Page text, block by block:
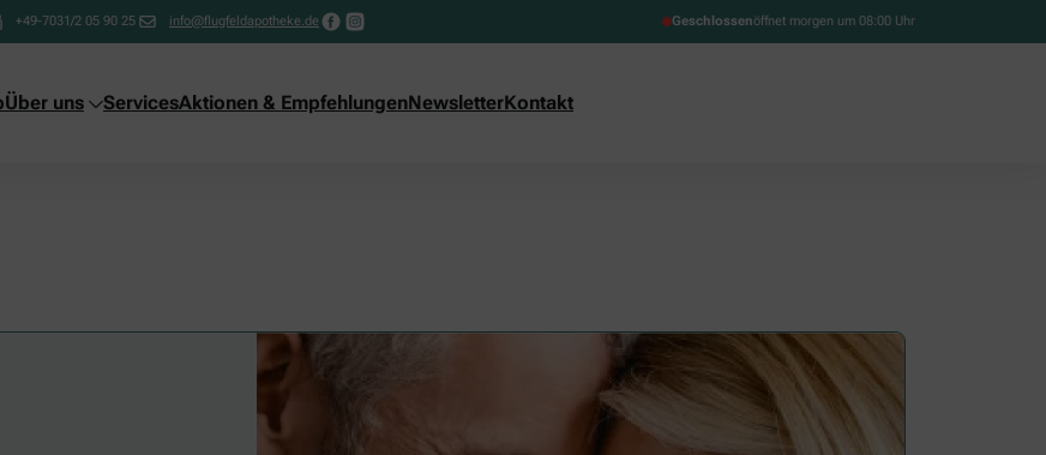
+49-7031/2 05 90 25 info@flugfeldapotheke.de Geschlossenöffnet morgen um 08:00 Uhr
Über uns ServicesAktionen & EmpfehlungenNewsletterKontakt